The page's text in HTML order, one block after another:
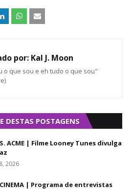
por: Kal J. Moon
o que sou e eh tudo o que sou"
DESTAS POSTAGENS
ACME | Filme Looney Tunes divulga
2026
CINEMA | Programa de entrevistas